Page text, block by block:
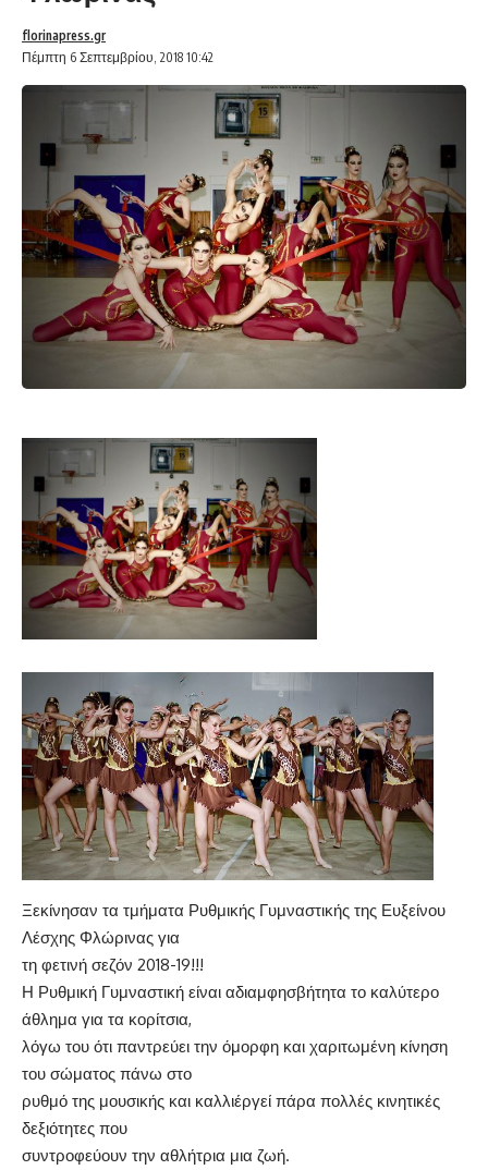
Πέμπτη 6 Σεπτεμβρίου, 2018 10:42
florinapress.gr
Ξεκίνησαν τα τμήματα Ρυθμικής Γυμναστικής της Ευξείνου
Λέσχης Φλώρινας για
τη φετινή σεζόν 2018-19!!!
Η Ρυθμική Γυμναστική είναι αδιαμφησβήτητα το καλύτερο
άθλημα για τα κορίτσια,
λόγω του ότι παντρεύει την όμορφη και χαριτωμένη κίνηση
του σώματος πάνω στο
ρυθμό της μουσικής και καλλιέργεί πάρα πολλές κινητικές
δεξιότητες που
συντροφεύουν την αθλήτρια μια ζωή.